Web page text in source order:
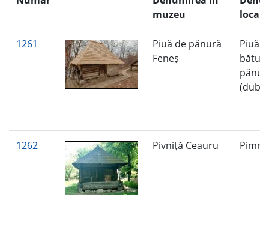
muzeu
locală
1261
Piuă de pănură
Feneş
Piuă
bătut
1262 Pivniţă Ceauru